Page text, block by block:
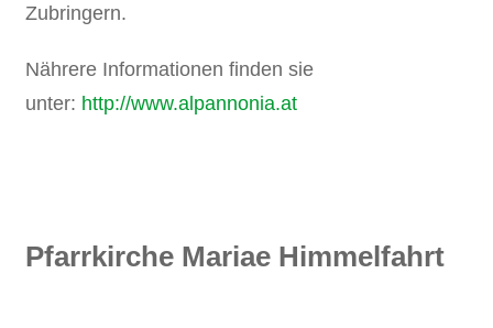
Zubringern.
Nährere Informationen finden sie
unter: http://www.alpannonia.at
Pfarrkirche Mariae Himmelfahrt